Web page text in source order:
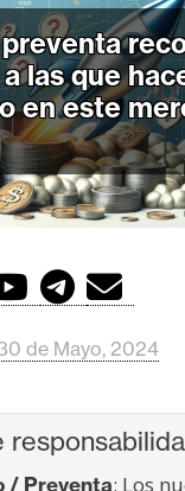
las que
en este
de Mayo, 2024
/ Preventa: Los